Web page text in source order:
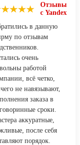
Отзывы
с Yandex
в данную
по отзывам
очень
работой
всё четко,
не навязывают,
заказа в
сроки.
аккуратные,
после себя
порядок.